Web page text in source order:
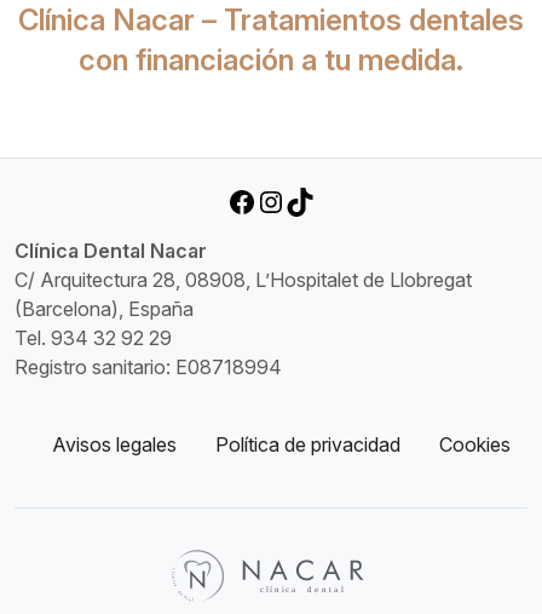
Clínica Nacar – Tratamientos dentales
con financiación a tu medida.
Facebook
Instagram
TikTok
Clínica Dental Nacar
C/ Arquitectura 28, 08908, L’Hospitalet de Llobregat
(Barcelona), España
Tel. 934 32 92 29
Registro sanitario: E08718994
Avisos legales Política de privacidad Cookies